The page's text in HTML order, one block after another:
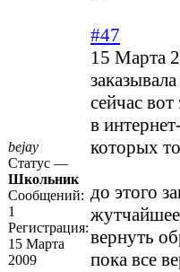
bejay
Статус —
Школьник
Сообщений:
1
Регистрация:
15 Марта
2009
#47
15 Марта
сейчас
в
которых
до этого
вернуть
пока все